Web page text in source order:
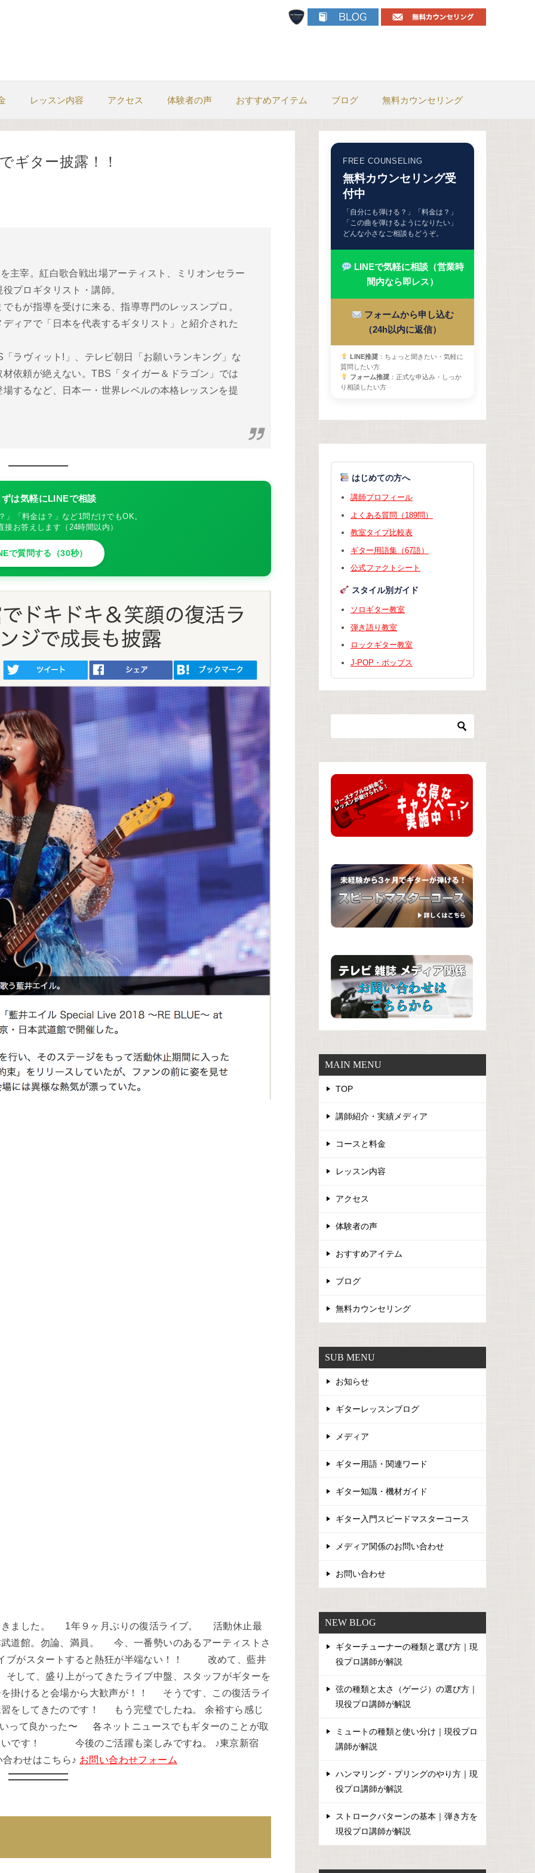
レッスン内容 アクセス 体験者の声 おすすめアイテム ブログ 無料カウンセリング
ギター披露！！
主宰。紅白歌合戦出場アーティスト、ミリオンセラー
プロギタリスト・講師。
もが指導を受けに来る、指導専門のレッスンプロ。
ィアで「日本を代表するギタリスト」と紹介された
ラヴィット!」、テレビ朝日「お願いランキング」な
依頼が絶えない。TBS「タイガー＆ドラゴン」では
するなど、日本一・世界レベルの本格レッスンを提
は気軽にLINEで相談
」「料金は？」など1問だけでもOK。
接お答えします（24時間以内）
で質問する（30秒）
きました。 1年９ヶ月ぶりの復活ライブ。 活動休止最
道館。勿論、満員。 今、一番勢いのあるアーティストさ
ブがスタートすると熱狂が半端ない！！ 改めて、藍井
して、盛り上がってきたライブ中盤、スタッフがギターを
掛けると会場から大歓声が！！ そうです、この復活ライ
をしてきたのです！ もう完璧でしたね。 余裕すら感じ
って良かった〜 各ネットニュースでもギターのことが取
いです！ 今後のご活躍も楽しみですね。 ♪東京新宿
わせはこちら♪ お問い合わせフォーム
FREE COUNSELING
無料カウンセリング受
付中
「自分にも弾ける？」「料金は？」
「この曲を弾けるようになりたい」
どんな小さなご相談もどうぞ。
LINEで気軽に相談（営業時
間内なら即レス）
フォームから申し込む
（24h以内に返信）
LINE推奨：ちょっと聞きたい・気軽に
質問したい方
フォーム推奨：正式な申込み・しっか
り相談したい方
はじめての方へ
講師プロフィール
よくある質問（189問）
教室タイプ比較表
ギター用語集（67語）
公式ファクトシート
スタイル別ガイド
ソロギター教室
弾き語り教室
ロックギター教室
J-POP・ポップス
MAIN MENU
TOP
講師紹介・実績メディア
コースと料金
レッスン内容
アクセス
体験者の声
おすすめアイテム
ブログ
無料カウンセリング
SUB MENU
お知らせ
ギターレッスンブログ
メディア
ギター用語・関連ワード
ギター知識・機材ガイド
ギター入門スピードマスターコース
メディア関係のお問い合わせ
お問い合わせ
NEW BLOG
ギターチューナーの種類と選び方｜現
役プロ講師が解説
弦の種類と太さ（ゲージ）の選び方｜
現役プロ講師が解説
ミュートの種類と使い分け｜現役プロ
講師が解説
ハンマリング・プリングのやり方｜現
役プロ講師が解説
ストロークパターンの基本｜弾き方を
現役プロ講師が解説